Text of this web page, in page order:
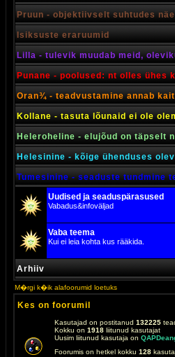
Pruun - objektiivselt suhtudes
Isiksuste eraruumid
Lilla - tulevik muudab meid,
Punane - poolused: nt olles ühes
Oran¾ - teadvustamine annab
Kollane - tasuta lõunaid ei ole
Heleroheline - elujõud on täpselt
Helesinine - kõige ühenduses
Tumesinine - seaduste tundmine
Uudised ja seaduspärasused
Vabadus&infoväljad
Vaba teema
Kui ei leia kohta kus rääkida.
Arhiiv
M�rgi k�ik alafoorumid loetuks
Kes on foorumil
Kasutajad on postitanud 132225
Kokku on 1918 liitunud kasutajat
Uusim liitunud kasutaja on
Foorumis on hetkel kokku 128